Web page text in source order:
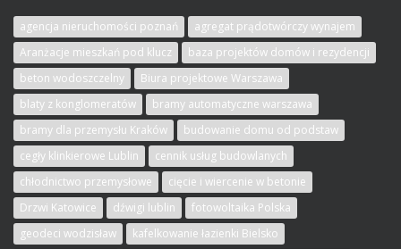
agencja nieruchomości poznań
agregat prądotwórczy wynajem
Aranżacje mieszkań pod klucz
baza projektów domów i rezydencji
beton wodoszczelny
Biura projektowe Warszawa
blaty z konglomeratów
bramy automatyczne warszawa
bramy dla przemysłu Kraków
budowanie domu od podstaw
cegły klinkierowe Lublin
cennik usług budowlanych
chłodnictwo przemysłowe
cięcie i wiercenie w betonie
Drzwi Katowice
dźwigi lublin
fotowoltaika Polska
geodeci wodzisław
kafelkowanie łazienki Bielsko